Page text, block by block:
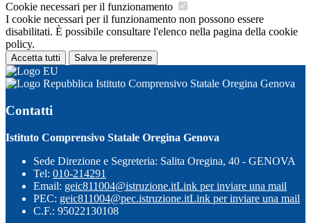
Cookie necessari per il funzionamento
I cookie necessari per il funzionamento non possono essere
disabilitati. È possibile consultare l'elenco nella pagina della cookie
policy.
Accetta tutti Salva le preferenze
Istituto Comprensivo Statale Oregina Genova
Contatti
Istituto Comprensivo Statale Oregina Genova
Sede Direzione e Segreteria: Salita Oregina, 40 - GENOVA
Tel: 010-214291
Email: geic811004@istruzione.itLink per inviare una mail
PEC: geic811004@pec.istruzione.itLink per inviare una mail
C.F.: 95022130108